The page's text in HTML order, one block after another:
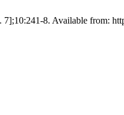
8. Available from: